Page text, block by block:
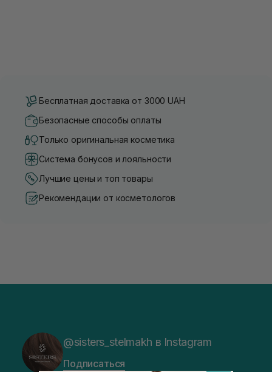
Бесплатная доставка от 3000 UAH
Безопасные способы оплаты
Только оригинальная косметика
Система бонусов и лояльности
Лучшие цены и топ товары
Рекомендации от косметологов
@sisters_stelmakh в Instagram
Подписаться